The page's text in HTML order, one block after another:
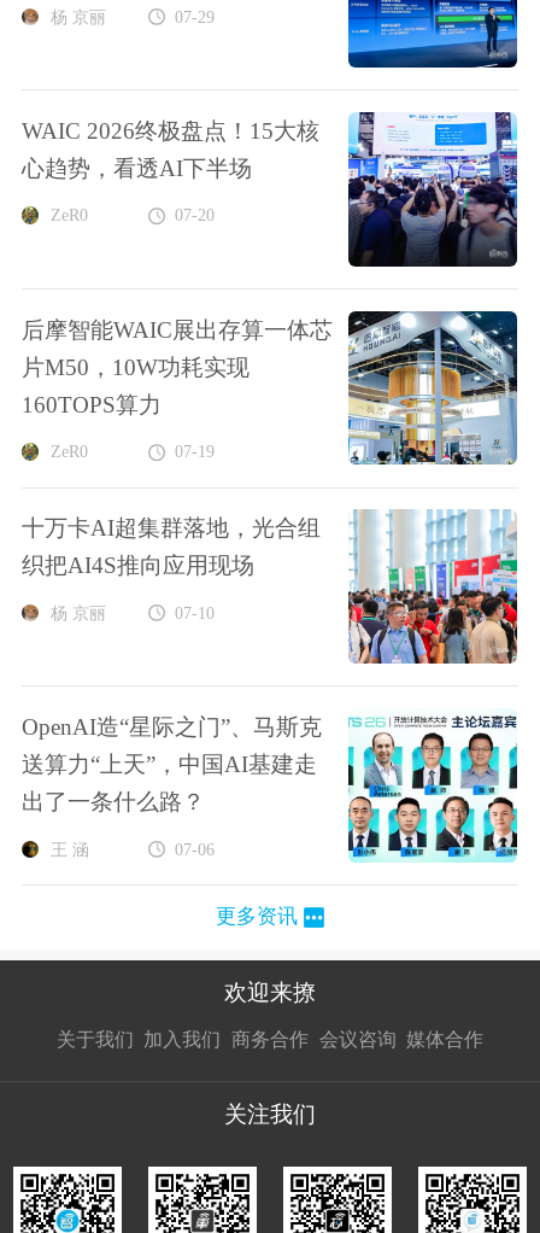
杨 京丽 07-29
WAIC 2026终极盘点！15大核
心趋势，看透AI下半场
ZeR0 07-20
后摩智能WAIC展出存算一体芯
片M50，10W功耗实现
160TOPS算力
ZeR0 07-19
十万卡AI超集群落地，光合组
织把AI4S推向应用现场
杨 京丽 07-10
OpenAI造“星际之门”、马斯克
送算力“上天”，中国AI基建走
出了一条什么路？
王 涵 07-06
更多资讯
欢迎来撩
关于我们 加入我们
接扔简历
商务合作
接开聊
会议咨询 媒体合作
接开聊
关注我们